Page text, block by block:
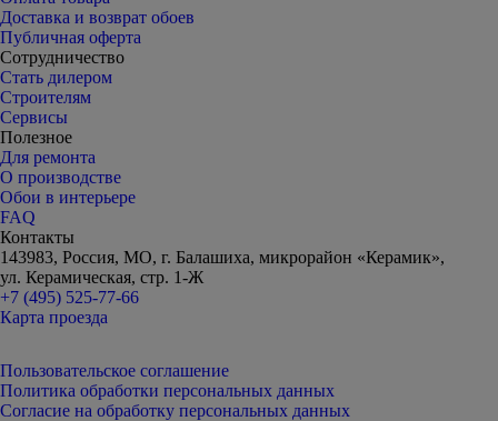
Доставка и возврат обоев
Публичная оферта
Сотрудничество
Стать дилером
Строителям
Сервисы
Полезное
Для ремонта
О производстве
Обои в интерьере
FAQ
Контакты
143983, Россия, МО, г. Балашиха, микрорайон «Керамик»,
ул. Керамическая, стр. 1-Ж
+7 (495) 525-77-66
Карта проезда
Пользовательское соглашение
Политика обработки персональных данных
Согласие на обработку персональных данных